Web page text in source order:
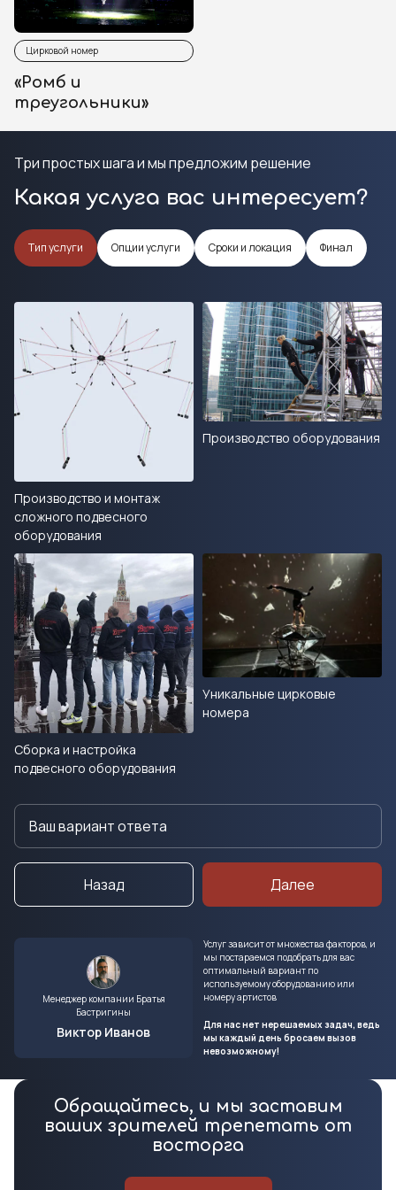
Цирковой номер
«Ромб и
треугольники»
Три простых шага и мы предложим решение
Какая услуга вас интересует?
Тип услуги Опции услуги Сроки и локация Финал
Производство и монтаж
сложного подвесного
оборудования
Производство оборудования
Сборка и настройка
подвесного оборудования
Уникальные цирковые
номера
Назад Далее
Менеджер компании Братья
Бастригины
Виктор Иванов
Услуг зависит от множества факторов, и
мы постараемся подобрать для вас
оптимальный вариант по
используемому оборудованию или
номеру артистов
Для нас нет нерешаемых задач, ведь
мы каждый день бросаем вызов
невозможному!
Обращайтесь, и мы заставим
ваших зрителей трепетать от
восторга